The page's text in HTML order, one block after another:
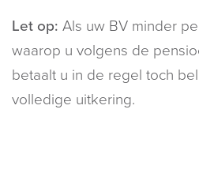
Let op: Als uw BV minder
waarop u volgens de
betaalt u in de regel toch
volledige uitkering.